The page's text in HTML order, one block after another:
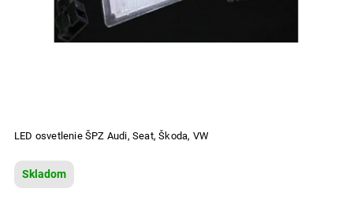
LED osvetlenie ŠPZ Audi, Seat, Škoda, VW
Skladom